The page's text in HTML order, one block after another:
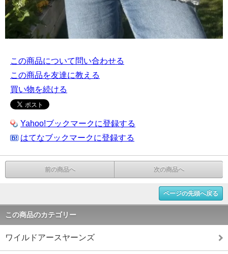
この商品について問い合わせる
この商品を友達に教える
買い物を続ける
Yahoo!ブックマークに登録する
はてなブックマークに登録する
前の商品へ 次の商品へ
ページの先頭へ戻る
この商品のカテゴリー
ワイルドアースヤーンズ